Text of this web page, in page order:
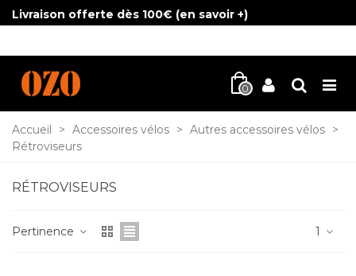
Livraison offerte dès 100€ (en savoir +)
0
Accueil > Accessoires vélos > Autres accessoires vélos >
Rétroviseurs
RÉTROVISEURS
Pertinence 1